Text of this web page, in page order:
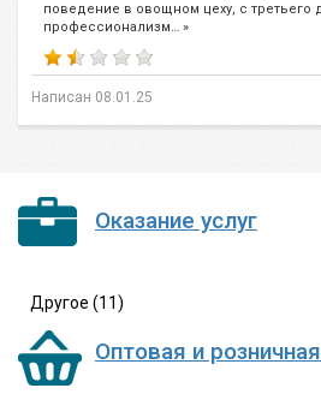
поведение в овощном цеху, с третьего
профессионализм… »
Написан 08.01.25
Оказание услуг
Другое (11)
Оптовая и